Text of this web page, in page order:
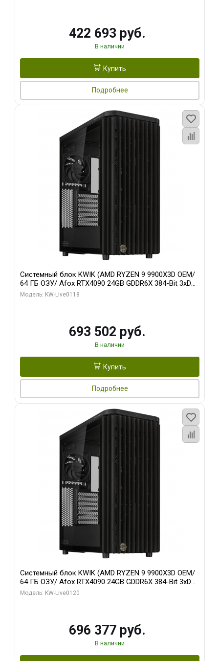
422 693 руб.
В наличии
Купить
Подробнее
Системный блок KWIK (AMD RYZEN 9 9900X3D OEM/
64 ГБ ОЗУ/ Afox RTX4090 24GB GDDR6X 384-Bit 3xDP
HDMI ATX Turbo/ 960 ГБ SSD)
Модель: KW-Live0118
693 502 руб.
В наличии
Купить
Подробнее
Системный блок KWIK (AMD RYZEN 9 9900X3D OEM/
64 ГБ ОЗУ/ Afox RTX4090 24GB GDDR6X 384-Bit 3xDP
HDMI ATX Turbo/ 1 ТБ SSD)
Модель: KW-Live0120
696 377 руб.
В наличии